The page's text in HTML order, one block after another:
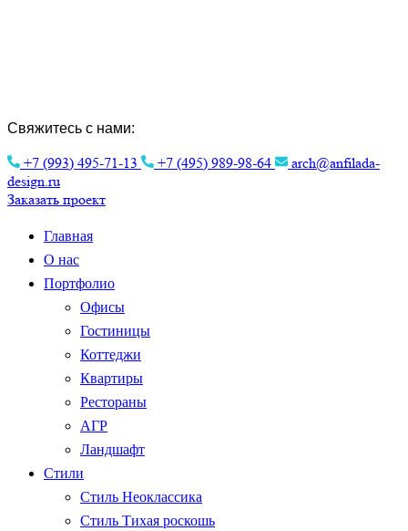
Свяжитесь с нами:
+7 (993) 495-71-13 +7 (495) 989-98-64
arch@anfilada-
design.ru
Заказать проект
Главная
О нас
Портфолио
Офисы
Гостиницы
Коттеджи
Квартиры
Рестораны
АГР
Ландшафт
Стили
Стиль Неоклассика
Стиль Тихая роскошь